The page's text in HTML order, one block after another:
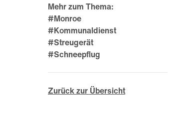
Mehr zum Thema:
#Monroe
#Kommunaldienst
#Streugerät
#Schneepflug
Zurück zur Übersicht